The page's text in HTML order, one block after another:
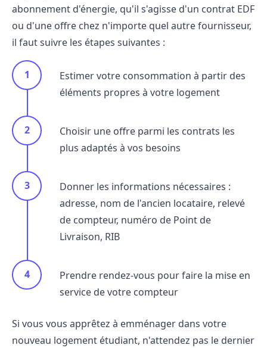
abonnement d'énergie, qu'il s'agisse d'un contrat EDF
ou d'une offre chez n'importe quel autre fournisseur,
il faut suivre les étapes suivantes :
Estimer votre consommation à partir des
éléments propres à votre logement
Choisir une offre parmi les contrats les
plus adaptés à vos besoins
Donner les informations nécessaires :
adresse, nom de l'ancien locataire, relevé
de compteur, numéro de Point de
Livraison, RIB
Prendre rendez-vous pour faire la mise en
service de votre compteur
Si vous vous apprêtez à emménager dans votre
nouveau logement étudiant, n'attendez pas le dernier